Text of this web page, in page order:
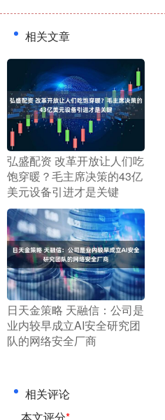
相关文章
​弘盛配资 改革开放让人们吃
饱穿暖？毛主席决策的43亿
美元设备引进才是关键
​日天金策略 天融信：公司是
业内较早成立AI安全研究团
队的网络安全厂商
相关评论